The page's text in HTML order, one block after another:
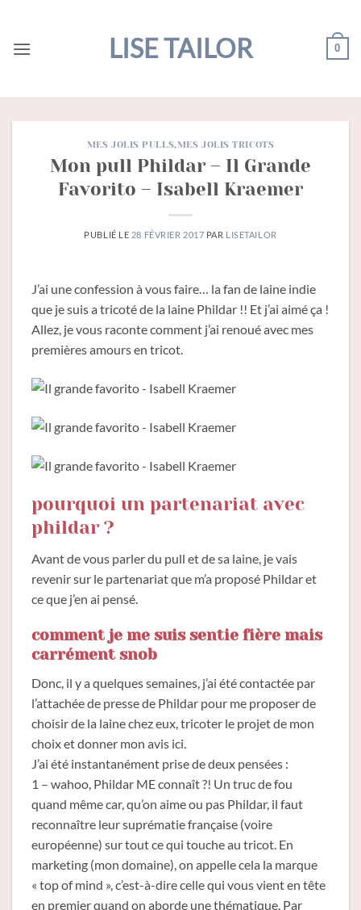
contenu
LISE TAILOR 0
MES JOLIS PULLS,MES JOLIS TRICOTS
Mon pull Phildar – Il Grande
Favorito – Isabell Kraemer
PUBLIÉ LE 28 FÉVRIER 2017 PAR LISETAILOR
J’ai une confession à vous faire… la fan de laine indie
que je suis a tricoté de la laine Phildar !! Et j’ai aimé ça !
Allez, je vous raconte comment j’ai renoué avec mes
premières amours en tricot.
pourquoi un partenariat avec
phildar ?
Avant de vous parler du pull et de sa laine, je vais
revenir sur le partenariat que m’a proposé Phildar et
ce que j’en ai pensé.
comment je me suis sentie fière mais
carrément snob
Donc, il y a quelques semaines, j’ai été contactée par
l’attachée de presse de Phildar pour me proposer de
choisir de la laine chez eux, tricoter le projet de mon
choix et donner mon avis ici.
J’ai été instantanément prise de deux pensées :
1 – wahoo, Phildar ME connaît ?! Un truc de fou
quand même car, qu’on aime ou pas Phildar, il faut
reconnaître leur suprématie française (voire
européenne) sur tout ce qui touche au tricot. En
marketing (mon domaine), on appelle cela la marque
« top of mind », c’est-à-dire celle qui vous vient en tête
en premier quand on aborde une thématique. Par